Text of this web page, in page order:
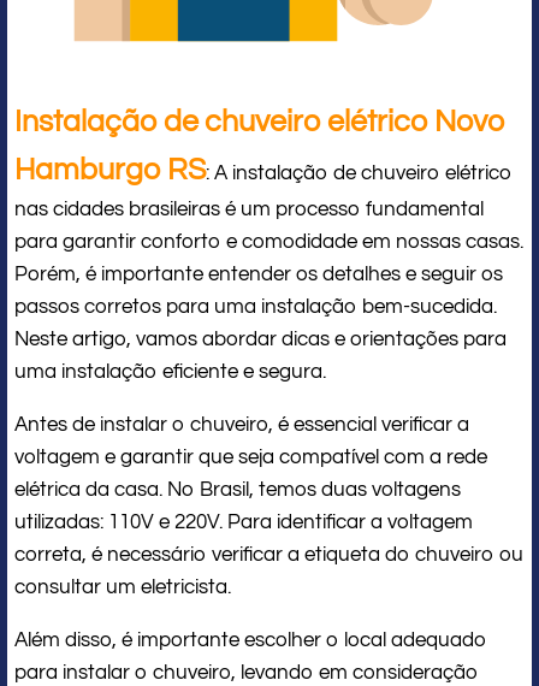
Instalação de chuveiro elétrico Novo
Hamburgo RS: A instalação de chuveiro elétrico
nas cidades brasileiras é um processo fundamental
para garantir conforto e comodidade em nossas casas.
Porém, é importante entender os detalhes e seguir os
passos corretos para uma instalação bem-sucedida.
Neste artigo, vamos abordar dicas e orientações para
uma instalação eficiente e segura.
Antes de instalar o chuveiro, é essencial verificar a
voltagem e garantir que seja compatível com a rede
elétrica da casa. No Brasil, temos duas voltagens
utilizadas: 110V e 220V. Para identificar a voltagem
correta, é necessário verificar a etiqueta do chuveiro ou
consultar um eletricista.
Além disso, é importante escolher o local adequado
para instalar o chuveiro, levando em consideração